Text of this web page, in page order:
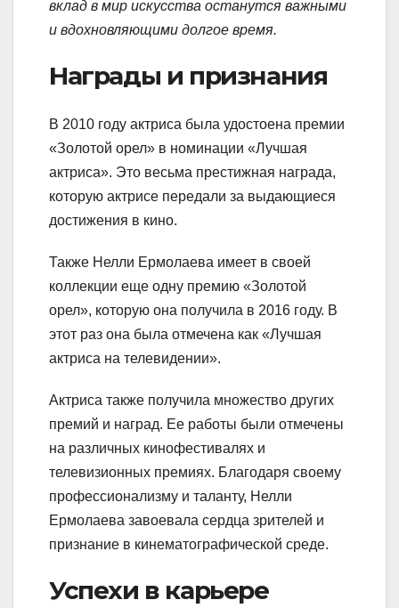
вклад в мир искусства останутся важными
и вдохновляющими долгое время.
Награды и признания
В 2010 году актриса была удостоена премии
«Золотой орел» в номинации «Лучшая
актриса». Это весьма престижная награда,
которую актрисе передали за выдающиеся
достижения в кино.
Также Нелли Ермолаева имеет в своей
коллекции еще одну премию «Золотой
орел», которую она получила в 2016 году. В
этот раз она была отмечена как «Лучшая
актриса на телевидении».
Актриса также получила множество других
премий и наград. Ее работы были отмечены
на различных кинофестивалях и
телевизионных премиях. Благодаря своему
профессионализму и таланту, Нелли
Ермолаева завоевала сердца зрителей и
признание в кинематографической среде.
Успехи в карьере